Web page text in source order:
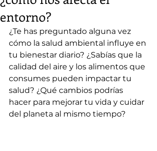
entorno?
¿Te has preguntado alguna vez
cómo la salud ambiental influye en
tu bienestar diario? ¿Sabías que la
calidad del aire y los alimentos que
consumes pueden impactar tu
salud? ¿Qué cambios podrías
hacer para mejorar tu vida y cuidar
del planeta al mismo tiempo?